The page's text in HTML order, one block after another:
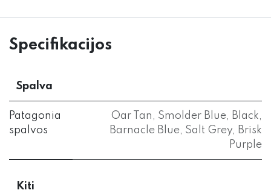
Specifikacijos
Spalva
Patagonia
spalvos
Oar Tan , Smolder Blue, Black,
Barnacle Blue, Salt Grey, Brisk
Purple
Kiti